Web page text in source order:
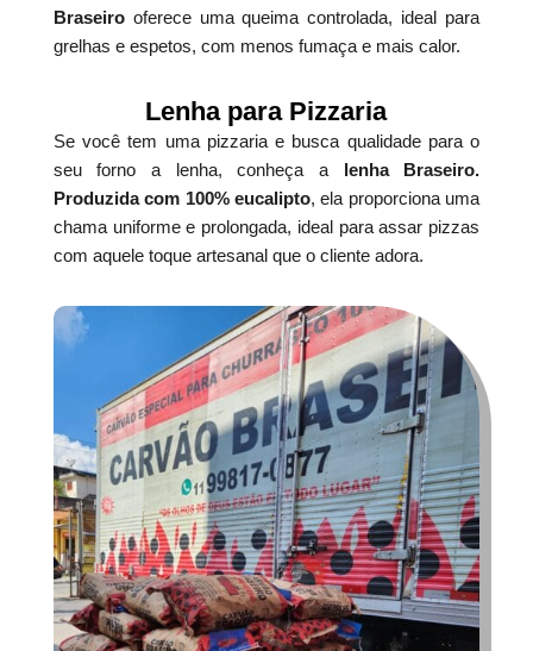
Braseirooferece uma queima controlada, ideal para
grelhas e espetos, com menos fumaça e mais calor.
Lenha para Pizzaria
Se você tem uma pizzaria e busca qualidade para o
seu forno a lenha, conheça a lenha Braseiro.
Produzida com 100% eucalipto, ela proporciona uma
chama uniforme e prolongada, ideal para assar pizzas
com aquele toque artesanal que o cliente adora.